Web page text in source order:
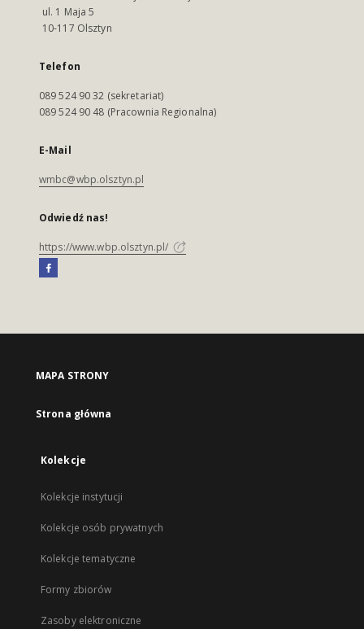
ul. 1 Maja 5
10-117 Olsztyn
Telefon
089 524 90 32 (sekretariat)
089 524 90 48 (Pracownia Regionalna)
E-Mail
wmbc@wbp.olsztyn.pl
Odwiedź nas!
https://www.wbp.olsztyn.pl/
MAPA STRONY
Strona główna
Kolekcje
Kolekcje instytucji
Kolekcje osób prywatnych
Kolekcje tematyczne
Formy zbiorów
Zasoby elektroniczne